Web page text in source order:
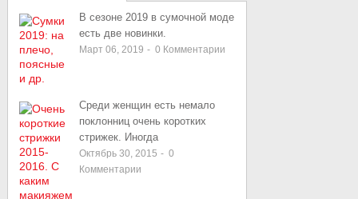
ЗАПИСИВ сезоне 2019 в сумочной моде
есть две новинки.
Март 06, 2019 - 0 Комментарии
Среди женщин есть немало
поклонниц очень коротких
стрижек. Иногда
Октябрь 30, 2015 - 0
Комментарии